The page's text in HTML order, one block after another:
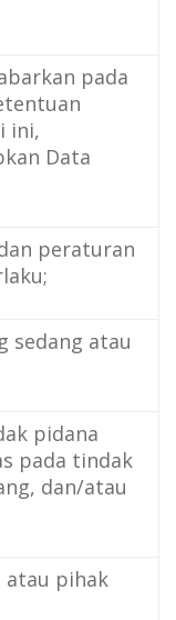
pada
ini,
Data
peraturan
sedang atau
pidana
pada tindak
dan/atau
atau pihak